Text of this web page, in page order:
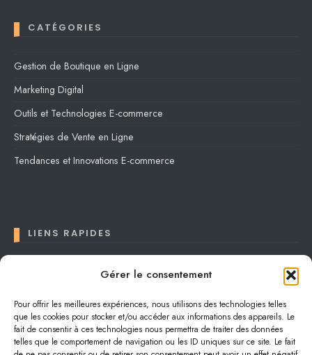
Gérer le consentement
Pour offrir les meilleures expériences, nous utilisons des technologies telles
que les cookies pour stocker et/ou accéder aux informations des appareils. Le
fait de consentir à ces technologies nous permettra de traiter des données
telles que le comportement de navigation ou les ID uniques sur ce site. Le fait
CATÉGORIES
Gestion de Boutique en Ligne
Marketing Digital
Outils et Technologies E-commerce
Stratégies de Vente en Ligne
Tendances et Innovations E-commerce
LIENS RAPIDES
Confidentialité
Plan du site